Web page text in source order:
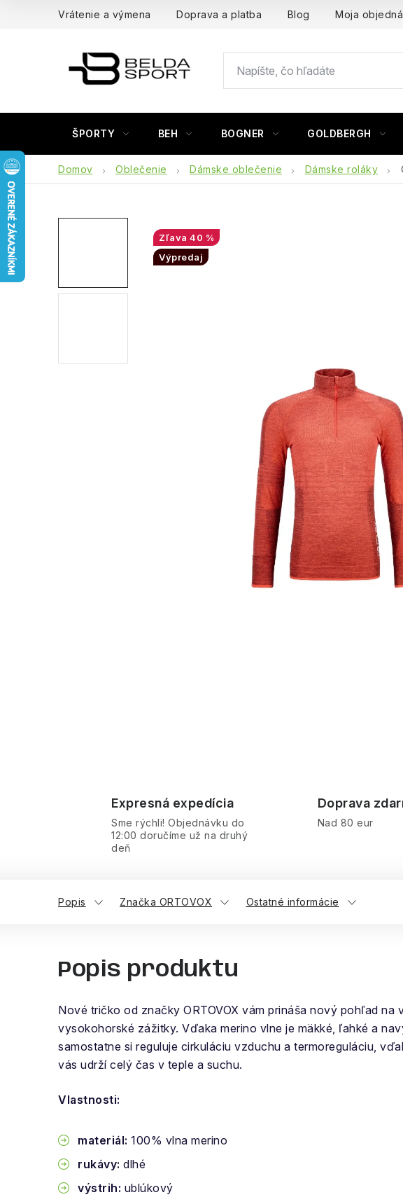
Vrátenie a výmena Doprava a platba Blog Moja
ŠPORTY BEH BOGNER GOLDBERGH
Domov Oblečenie Dámske oblečenie Dámske roláky
40 %
Výpredaj
Expresná expedícia
Sme rýchli! Objednávku do
12:00 doručíme už na druhý
deň
Doprava
Nad 80 eur
Popis Značka ORTOVOX Ostatné informácie
Popis produktu
Nové tričko od značky ORTOVOX vám prináša nový pohľad na
vysokohorské zážitky. Vďaka merino vlne je mäkké, ľahké a
samostatne si reguluje cirkuláciu vzduchu a termoreguláciu,
vás udrží celý čas v teple a suchu.
Vlastnosti:
materiál: 100% vlna merino
rukávy: dlhé
výstrih: ublúkový